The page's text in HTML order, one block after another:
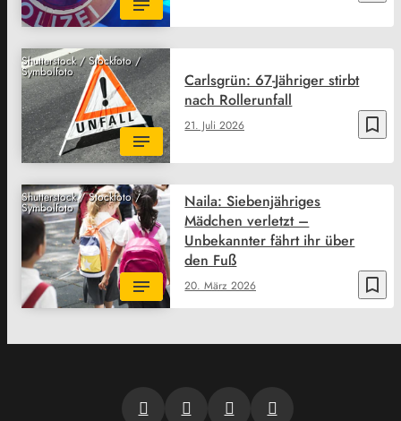
Shutterstock / Stockfoto /
Symbolfoto
bookmark_border
21. Juli 2026
Carlsgrün: 67-Jähriger stirbt
nach Rollerunfall
Shutterstock / Stockfoto /
Symbolfoto
bookmark_border
20. März 2026
Naila: Siebenjähriges
Mädchen verletzt –
Unbekannter fährt ihr über
den Fuß